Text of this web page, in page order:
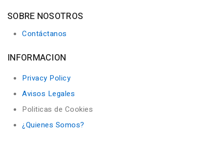
SOBRE NOSOTROS
Contáctanos
INFORMACION
Privacy Policy
Avisos Legales
Politicas de Cookies
¿Quienes Somos?